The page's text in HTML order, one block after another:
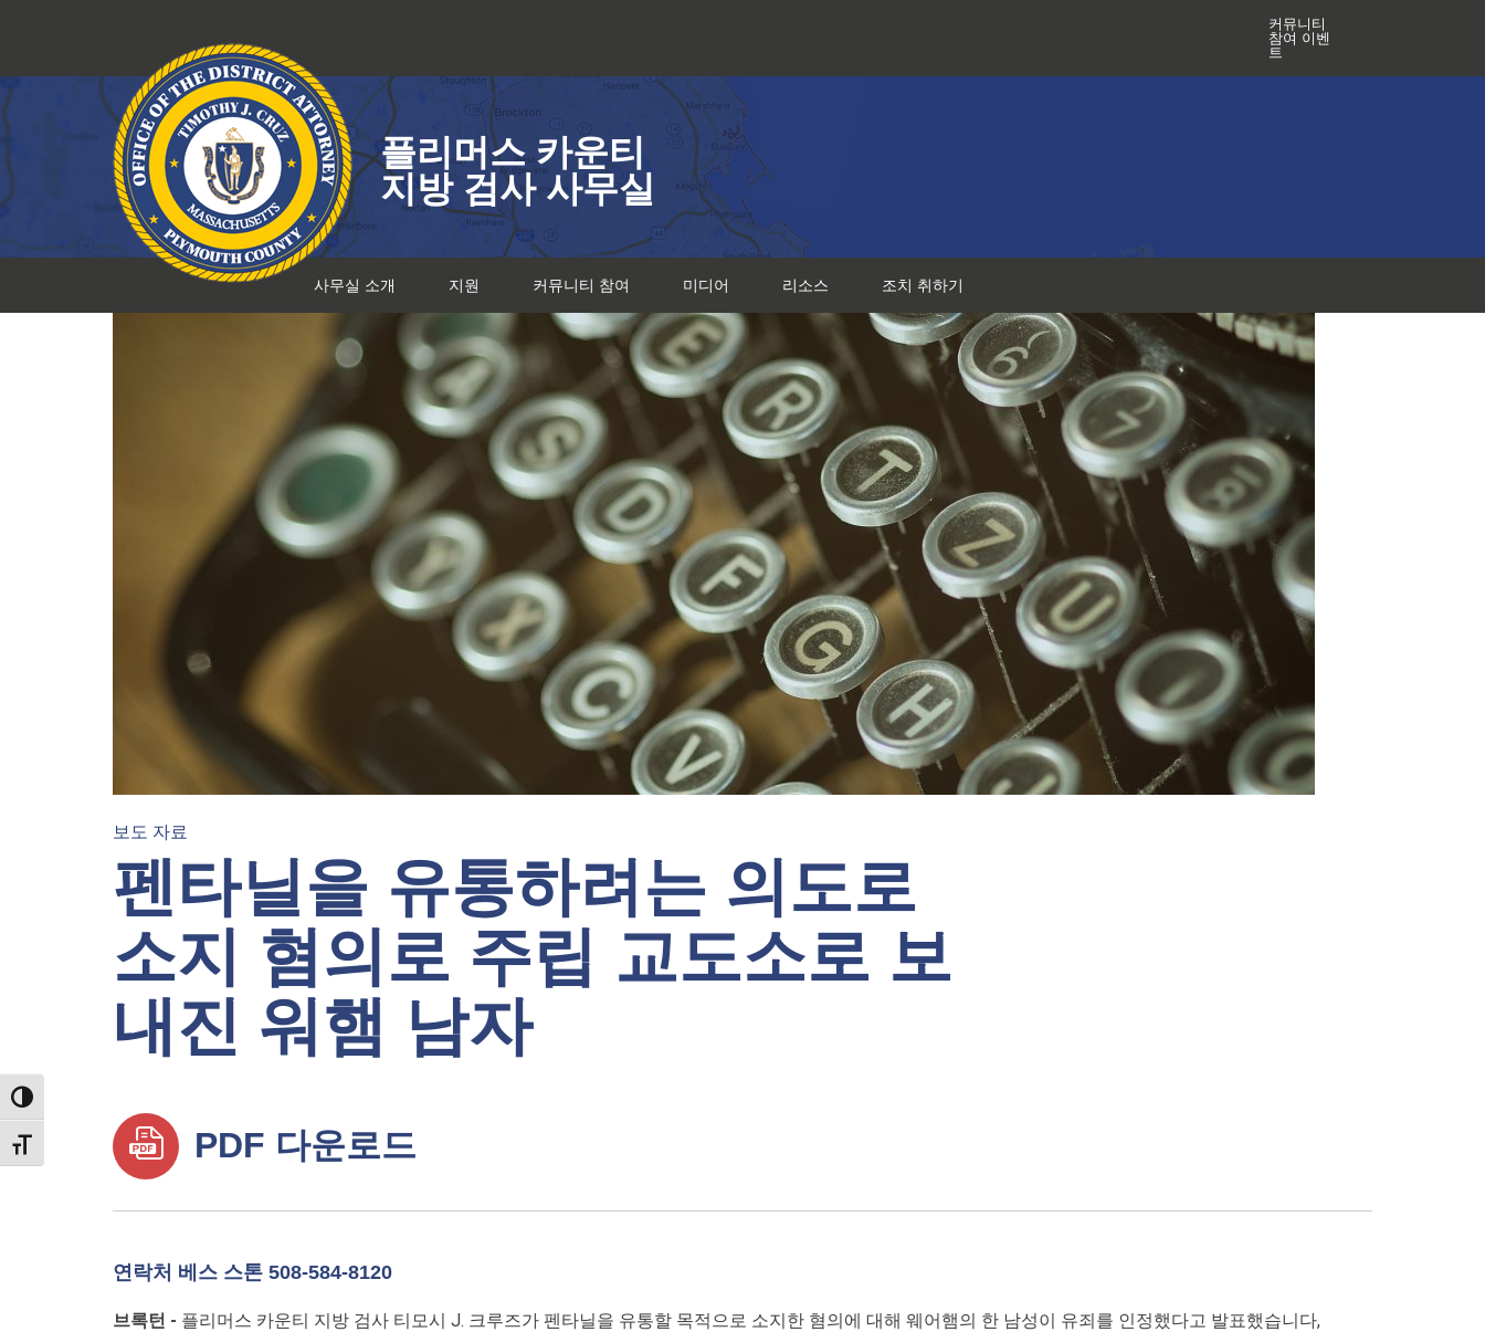
TOGGLE HIGH CONTRAST
TOGGLE FONT SIZE
로
건
뛰
기
커뮤니티
참여 이벤
트
플리머스 카운티
지방 검사 사무실
사무실 소개 지원 커뮤니티 참여 미디어 리소스 조치 취하기
보도 자료
펜타닐을 유통하려는 의도로
소지 혐의로 주립 교도소로 보
내진 워햄 남자
PDF 다운로드
연락처 베스 스톤 508-584-8120
브록턴 - 플리머스 카운티 지방 검사 티모시 J. 크루즈가 펜타닐을 유통할 목적으로 소지한 혐의에 대해 웨어햄의 한 남성이 유죄를 인정했다고 발표했습니다,